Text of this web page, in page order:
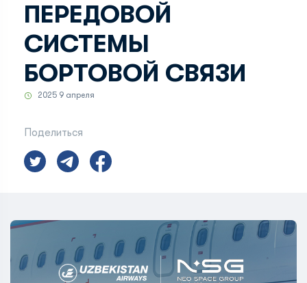
ПЕРЕДОВОЙ
СИСТЕМЫ
БОРТОВОЙ СВЯЗИ
2025 9 апреля
Поделиться